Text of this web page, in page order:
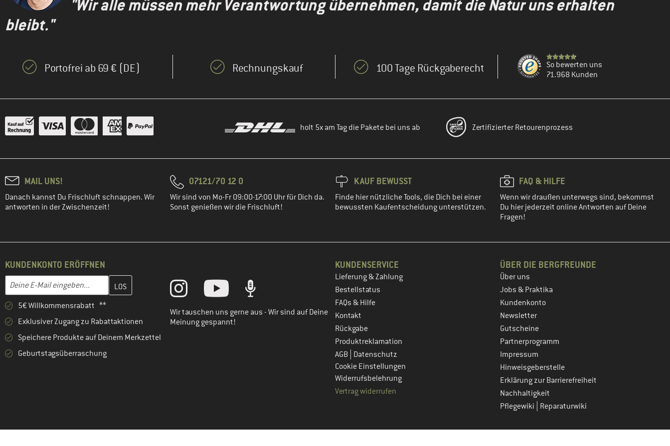
"Wir alle müssen mehr Verantwortung übernehmen, damit die Natur uns erhalten
bleibt."
Portofrei ab 69 € (DE) Rechnungskauf 100 Tage Rückgaberecht
So bewerten uns
71.968 Kunden
holt 5x am Tag die Pakete bei uns ab Zertifizierter Retourenprozess
MAIL UNS!
Danach kannst Du Frischluft schnappen. Wir
antworten in der Zwischenzeit!
07121/70 12 0
Wir sind von Mo-Fr 09:00-17:00 Uhr für Dich da.
Sonst genießen wir die Frischluft!
KAUF BEWUSST
Finde hier nützliche Tools, die Dich bei einer
bewussten Kaufentscheidung unterstützen.
FAQ & HILFE
Wenn wir draußen unterwegs sind, bekommst
Du hier jederzeit online Antworten auf Deine
Fragen!
KUNDENKONTO ERÖFFNEN
E-Mail-Adresse
Gib hier deine E-Mail-Adresse ein und erstelle im nächsten Schritt dein Kundenkonto
5€ Willkommensrabatt **
Exklusiver Zugang zu Rabattaktionen
Speichere Produkte auf Deinem Merkzettel
Geburtstagsüberraschung
Wir tauschen uns gerne aus - Wir sind auf Deine
Meinung gespannt!
KUNDENSERVICE
Lieferung & Zahlung
Bestellstatus
FAQs & Hilfe
Kontakt
Rückgabe
Produktreklamation
AGB Datenschutz
Cookie Einstellungen
Widerrufsbelehrung
Vertrag widerrufen
ÜBER DIE BERGFREUNDE
Über uns
Jobs & Praktika
Kundenkonto
Newsletter
Gutscheine
Partnerprogramm
Impressum
Hinweisgeberstelle
Erklärung zur Barrierefreiheit
Nachhaltigkeit
Pflegewiki
Reparaturwiki